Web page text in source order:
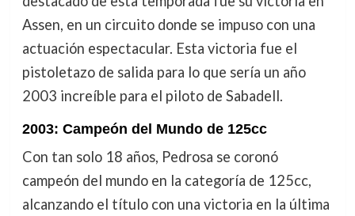
Assen, en un circuito donde se impuso con una
actuación espectacular. Esta victoria fue el
pistoletazo de salida para lo que sería un año
2003 increíble para el piloto de Sabadell.
2003: Campeón del Mundo de 125cc
Con tan solo 18 años, Pedrosa se coronó
campeón del mundo en la categoría de 125cc,
alcanzando el título con una victoria en la última